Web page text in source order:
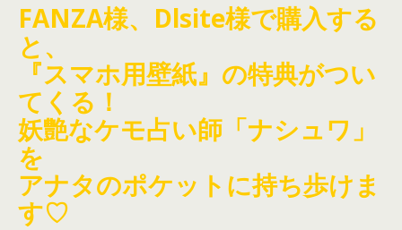
FANZA様、Dlsite様で購入する
と、
『スマホ用壁紙』の特典がつい
てくる！
妖艶なケモ占い師「ナシュワ」
を
アナタのポケットに持ち歩けま
す♡